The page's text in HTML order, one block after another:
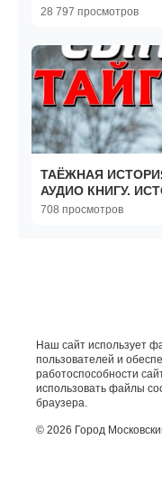
Реальные истории
28 797 просмотров
ТАЁЖНАЯ
АУДИО КНИГУ.
708 просмотров
Наш сайт использует
пользователей и
работоспособности
использовать файлы
браузера.
© 2026 Город